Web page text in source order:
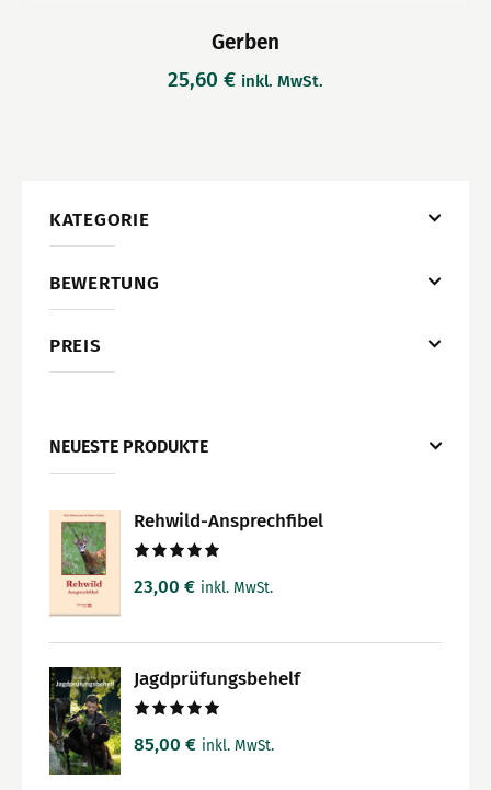
Gerben
25,60 € inkl. MwSt.
KATEGORIE
BEWERTUNG
PREIS
NEUESTE PRODUKTE
Rehwild-Ansprechfibel
mit5.00
23,00 € inkl. MwSt.
Jagdprüfungsbehelf
mit5.00
85,00 € inkl. MwSt.